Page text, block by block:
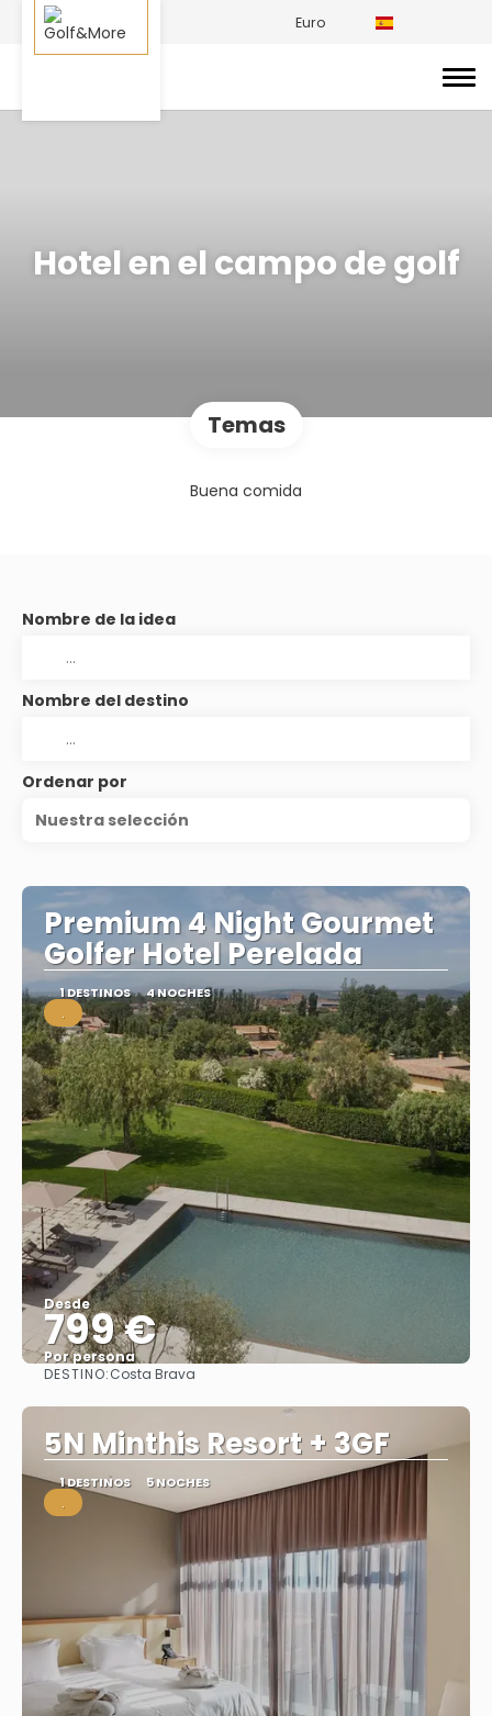
Euro
Hotel en el campo de golf
Temas
Buena comida
Nombre de la idea
Nombre del destino
Ordenar por
Nuestra selección
Premium 4 Night Gourmet
Golfer Hotel Perelada
1 DESTINOS 4 NOCHES
.
Desde
799 €
Por persona
DESTINO:Costa Brava
5N Minthis Resort + 3GF
1 DESTINOS 5 NOCHES
.